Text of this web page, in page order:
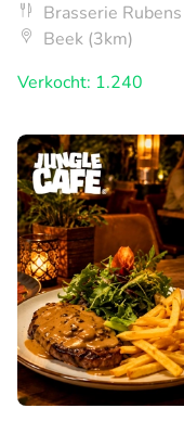
Brasserie Rubens
Beek (3km)
Verkocht: 1.240